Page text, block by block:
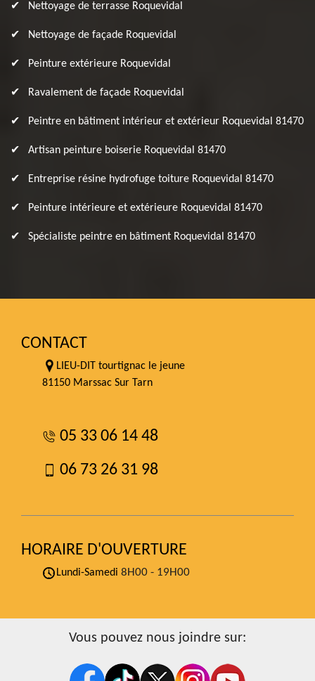
Nettoyage de terrasse Roquevidal
Nettoyage de façade Roquevidal
Peinture extérieure Roquevidal
Ravalement de façade Roquevidal
Peintre en bâtiment intérieur et extérieur Roquevidal 81470
Artisan peinture boiserie Roquevidal 81470
Entreprise résine hydrofuge toiture Roquevidal 81470
Peinture intérieure et extérieure Roquevidal 81470
Spécialiste peintre en bâtiment Roquevidal 81470
CONTACT
LIEU-DIT tourtignac le jeune
81150 Marssac Sur Tarn
05 33 06 14 48
06 73 26 31 98
HORAIRE D'OUVERTURE
Lundi-Samedi 8H00 - 19H00
Vous pouvez nous joindre sur: